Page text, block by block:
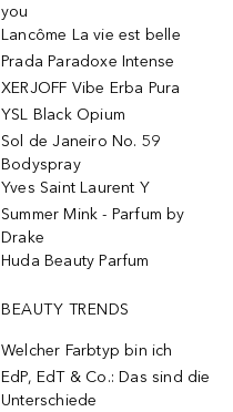
you
Lancôme La vie est belle
Prada Paradoxe Intense
XERJOFF Vibe Erba Pura
YSL Black Opium
Sol de Janeiro No. 59
Bodyspray
Yves Saint Laurent Y
Summer Mink - Parfum by
Drake
Huda Beauty Parfum
BEAUTY TRENDS
Welcher Farbtyp bin ich
EdP, EdT & Co.: Das sind die
Unterschiede